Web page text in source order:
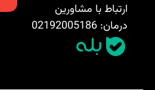
ارتباط با مشاورین
درمان: 02192005186